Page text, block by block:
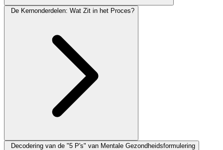
De Kernonderdelen: Wat Zit in het Proces?
Decodering van de "5 P's" van Mentale Gezondheidsformulering